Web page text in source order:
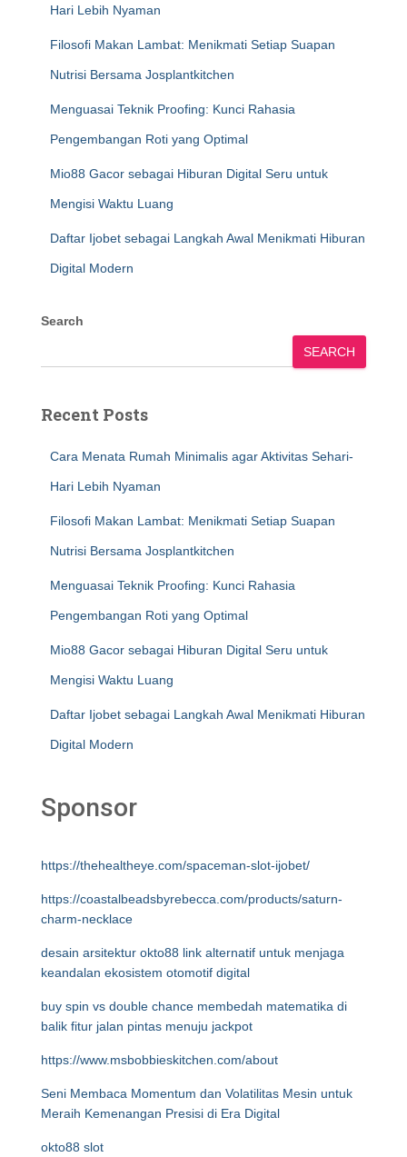
Hari Lebih Nyaman
Filosofi Makan Lambat: Menikmati Setiap Suapan
Nutrisi Bersama Josplantkitchen
Menguasai Teknik Proofing: Kunci Rahasia
Pengembangan Roti yang Optimal
Mio88 Gacor sebagai Hiburan Digital Seru untuk
Mengisi Waktu Luang
Daftar Ijobet sebagai Langkah Awal Menikmati Hiburan
Digital Modern
Search
SEARCH
Recent Posts
Cara Menata Rumah Minimalis agar Aktivitas Sehari-
Hari Lebih Nyaman
Filosofi Makan Lambat: Menikmati Setiap Suapan
Nutrisi Bersama Josplantkitchen
Menguasai Teknik Proofing: Kunci Rahasia
Pengembangan Roti yang Optimal
Mio88 Gacor sebagai Hiburan Digital Seru untuk
Mengisi Waktu Luang
Daftar Ijobet sebagai Langkah Awal Menikmati Hiburan
Digital Modern
Sponsor
https://thehealtheye.com/spaceman-slot-ijobet/
https://coastalbeadsbyrebecca.com/products/saturn-
charm-necklace
desain arsitektur okto88 link alternatif untuk menjaga
keandalan ekosistem otomotif digital
buy spin vs double chance membedah matematika di
balik fitur jalan pintas menuju jackpot
https://www.msbobbieskitchen.com/about
Seni Membaca Momentum dan Volatilitas Mesin untuk
Meraih Kemenangan Presisi di Era Digital
okto88 slot